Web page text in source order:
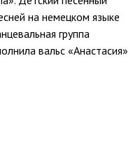
на немецком языке
группа
вальс «Анастасия»